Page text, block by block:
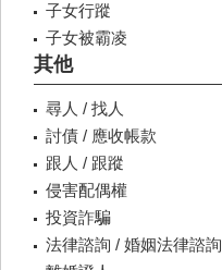
子女行蹤
子女被霸凌
其他
尋人 / 找人
討債 / 應收帳款
跟人 / 跟蹤
侵害配偶權
投資詐騙
法律諮詢 / 婚姻法律諮詢